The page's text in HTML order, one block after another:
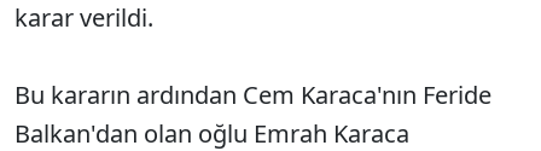
karar verildi.
Bu kararın ardından Cem Karaca'nın Feride
Balkan'dan olan oğlu Emrah Karaca